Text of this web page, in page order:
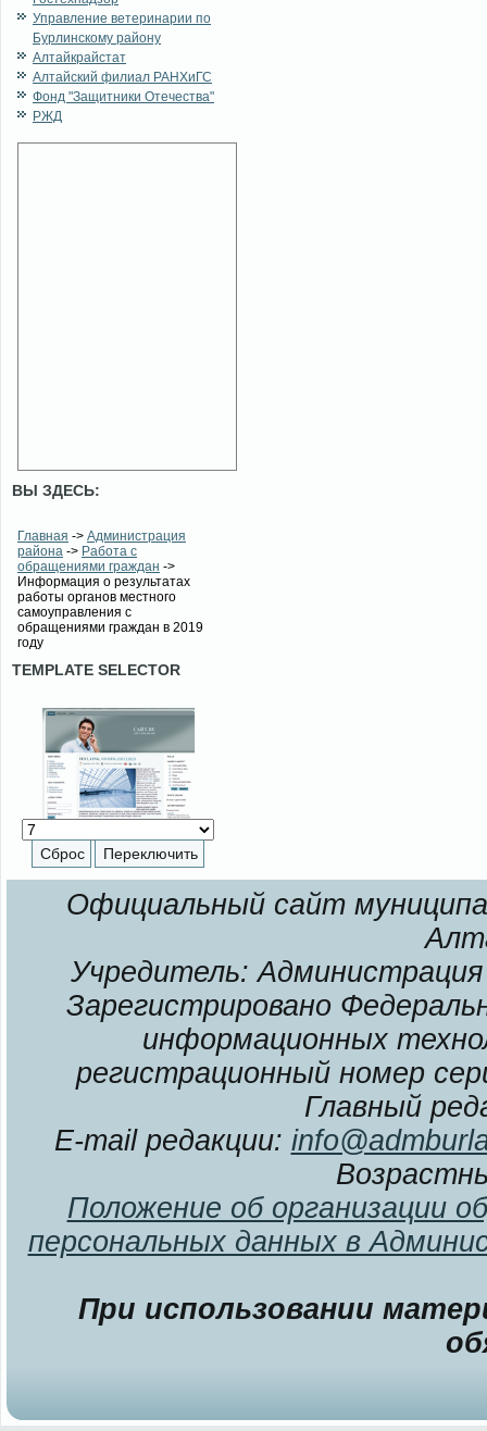
Управление ветеринарии по
Бурлинскому району
Алтайкрайстат
Алтайский филиал РАНХиГС
Фонд "Защитники Отечества"
РЖД
ВЫ ЗДЕСЬ:
Главная -> Администрация
района -> Работа с
обращениями граждан ->
Информация о результатах
работы органов местного
самоуправления с
обращениями граждан в 2019
году
TEMPLATE SELECTOR
Официальный сайт
Учредитель: Администрация
Зарегистрировано
информационных
регистрационный номер
Главный
E-mail редакции:
Положение об организации
персональных данных в
При использовании